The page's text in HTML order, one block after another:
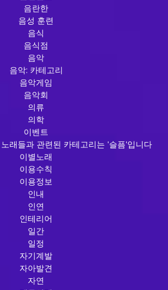
음란한
음성 훈련
음식
음식점
음악
음악: 카테고리
음악게임
음악회
의류
의학
이벤트
래들과 관련된 카테고리는 '슬픔'입니다
이별노래
이용수칙
이용정보
인내
인연
인테리어
일간
일정
자기계발
자아발견
자연